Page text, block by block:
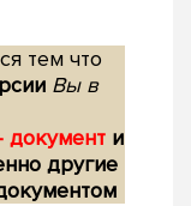
тем что
Вы в
документ и
другие